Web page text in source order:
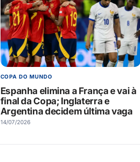
COPA DO MUNDO
Espanha elimina a França e vai à
final da Copa; Inglaterra e
Argentina decidem última vaga
14/07/2026